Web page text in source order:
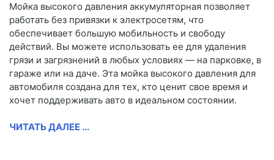
Мойка высокого давления аккумуляторная позволяет
работать без привязки к электросетям, что
обеспечивает большую мобильность и свободу
действий. Вы можете использовать ее для удаления
грязи и загрязнений в любых условиях — на парковке, в
гараже или на даче. Эта мойка высокого давления для
автомобиля создана для тех, кто ценит свое время и
хочет поддерживать авто в идеальном состоянии.
ЧИТАТЬ ДАЛЕЕ ...